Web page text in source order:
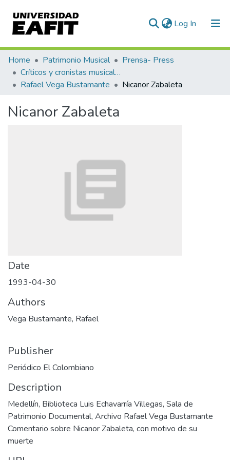
Log In (current)
Communities & Collections
All of DSpace
Home Patrimonio Musical
Prensa- Press
Críticos y cronistas musicales
Rafael Vega Bustamante
Nicanor Zabaleta
Nicanor Zabaleta
Date
1993-04-30
Authors
Vega Bustamante, Rafael
Publisher
Periódico El Colombiano
Description
Medellín, Biblioteca Luis Echavarría Villegas, Sala de
Patrimonio Documental, Archivo Rafael Vega Bustamante
Comentario sobre Nicanor Zabaleta, con motivo de su
muerte